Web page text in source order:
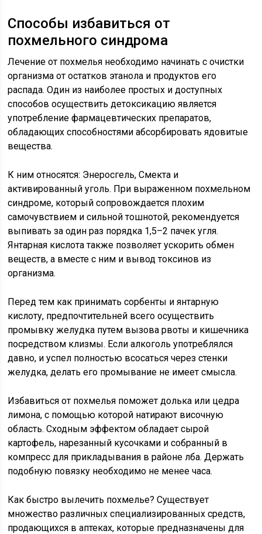
Способы избавиться от
похмельного синдрома
Лечение от похмелья необходимо начинать с очистки
организма от остатков этанола и продуктов его
распада. Один из наиболее простых и доступных
способов осуществить детоксикацию является
употребление фармацевтических препаратов,
обладающих способностями абсорбировать ядовитые
вещества.
К ним относятся: Энеросгель, Смекта и
активированный уголь. При выраженном похмельном
синдроме, который сопровождается плохим
самочувствием и сильной тошнотой, рекомендуется
выпивать за один раз порядка 1,5–2 пачек угля.
Янтарная кислота также позволяет ускорить обмен
веществ, а вместе с ним и вывод токсинов из
организма.
Перед тем как принимать сорбенты и янтарную
кислоту, предпочтительней всего осуществить
промывку желудка путем вызова рвоты и кишечника
посредством клизмы. Если алкоголь употреблялся
давно, и успел полностью всосаться через стенки
желудка, делать его промывание не имеет смысла.
Избавиться от похмелья поможет долька или цедра
лимона, с помощью которой натирают височную
область. Сходным эффектом обладает сырой
картофель, нарезанный кусочками и собранный в
компресс для прикладывания в районе лба. Держать
подобную повязку необходимо не менее часа.
Как быстро вылечить похмелье? Существует
множество различных специализированных средств,
продающихся в аптеках, которые предназначены для